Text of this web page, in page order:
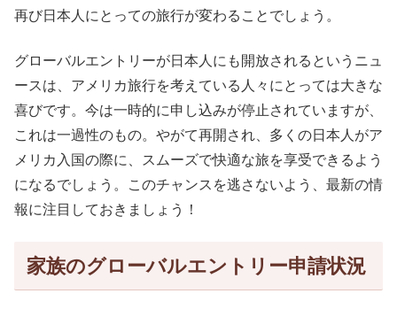
再び日本人にとっての旅行が変わることでしょう。
グローバルエントリーが日本人にも開放されるというニュ
ースは、アメリカ旅行を考えている人々にとっては大きな
喜びです。今は一時的に申し込みが停止されていますが、
これは一過性のもの。やがて再開され、多くの日本人がア
メリカ入国の際に、スムーズで快適な旅を享受できるよう
になるでしょう。このチャンスを逃さないよう、最新の情
報に注目しておきましょう！
家族のグローバルエントリー申請状況